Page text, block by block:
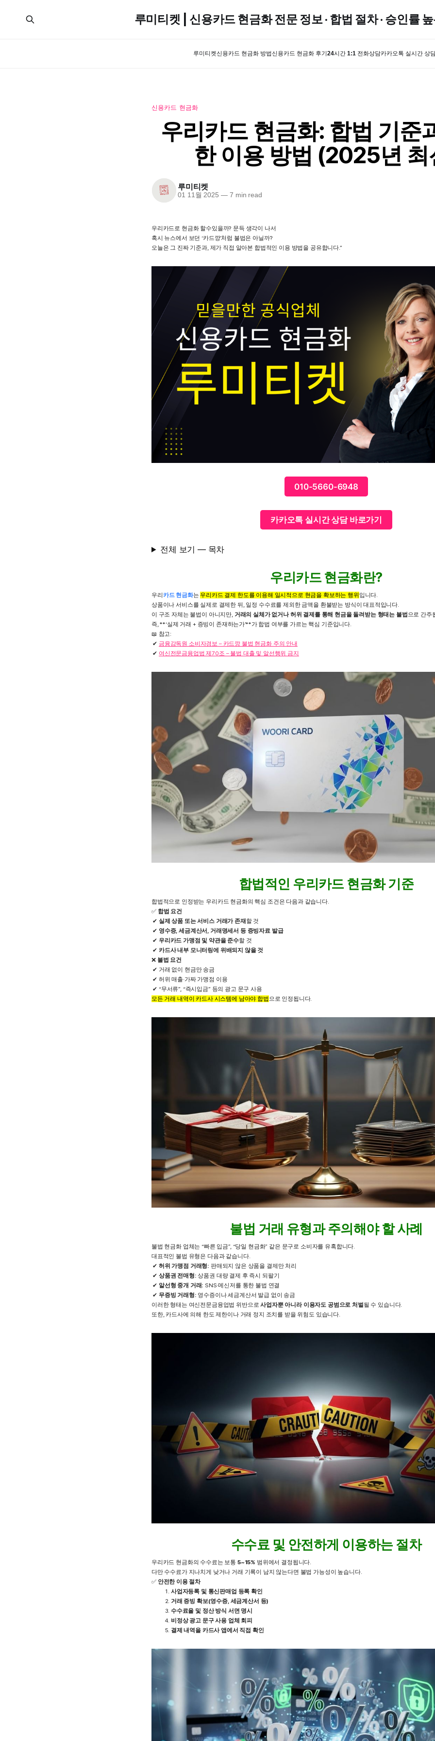
루미티켓 | 신용카드 현금화 전문 정보 · 합법 절차 · 승인률
루미티켓신용카드 현금화 방법신용카드 현금화 후기 24시간 1:1 전화상담카카오톡 실시간 상
신용카드 현금화
우리카드 현금화: 합법 기준
한 이용 방법 (2025년
루미티켓
01 11월 2025 —7 min read
우리카드로 현금화 할수있을까? 문득 생각이 나서
혹시 뉴스에서 보던 ‘카드깡’처럼 불법은 아닐까?
오늘은 그 진짜 기준과, 제가 직접 알아본 합법적인 이용 방법을 공유합니다.”
010-5660-6948
카카오톡 실시간 상담 바로가기
전체 보기 — 목차
우리카드 현금화란?
우리 카드 현금화는 우리카드 결제 한도를 이용해 일시적으로 현금을 확보하는 행위 입니다.
상품이나 서비스를 실제로 결제한 뒤, 일정 수수료를 제외한 금액을 환불받는 방식이 대표적입니다.
이 구조 자체는 불법이 아니지만, 거래의 실체가 없거나 허위 결제를 통해 현금을 돌려받는 형태는 불법 으로 간주
즉, **‘실제 거래 + 증빙이 존재하는가’**가 합법 여부를 가르는 핵심 기준입니다.
📖 참고:
금융감독원 소비자경보 – 카드깡 불법 현금화 주의 안내
여신전문금융업법 제70조 – 불법 대출 및 알선행위 금지
합법적인 우리카드 현금화 기준
합법적으로 인정받는 우리카드 현금화의 핵심 조건은 다음과 같습니다.
✅ 합법 요건
실제 상품 또는 서비스 거래가 존재할 것
영수증, 세금계산서, 거래명세서 등 증빙자료 발급
우리카드 가맹점 및 약관을 준수할 것
카드사 내부 모니터링에 위배되지 않을 것
❌ 불법 요건
거래 없이 현금만 송금
허위 매출·가짜 가맹점 이용
“무서류”, “즉시입금” 등의 광고 문구 사용
모든 거래 내역이 카드사 시스템에 남아야 합법 으로 인정됩니다.
불법 거래 유형과 주의해야 할 사례
불법 현금화 업체는 “빠른 입금”, “당일 현금화” 같은 문구로 소비자를 유혹합니다.
대표적인 불법 유형은 다음과 같습니다.
허위 가맹점 거래형: 판매되지 않은 상품을 결제만 처리
상품권 전매형: 상품권 대량 결제 후 즉시 되팔기
알선형 중개 거래: SNS·메신저를 통한 불법 연결
무증빙 거래형: 영수증이나 세금계산서 발급 없이 송금
이러한 형태는 여신전문금융업법 위반으로사업자뿐 아니라 이용자도 공범으로 처벌될 수 있습니다.
또한, 카드사에 의해 한도 제한이나 거래 정지 조치를 받을 위험도 있습니다.
수수료 및 안전하게 이용하는 절차
우리카드 현금화의 수수료는 보통 5~15% 범위에서 결정됩니다.
다만 수수료가 지나치게 낮거나 거래 기록이 남지 않는다면 불법 가능성이 높습니다.
✅ 안전한 이용 절차
사업자등록 및 통신판매업 등록 확인
거래 증빙 확보(영수증, 세금계산서 등)
수수료율 및 정산 방식 서면 명시
비정상 광고 문구 사용 업체 회피
결제 내역을 카드사 앱에서 직접 확인